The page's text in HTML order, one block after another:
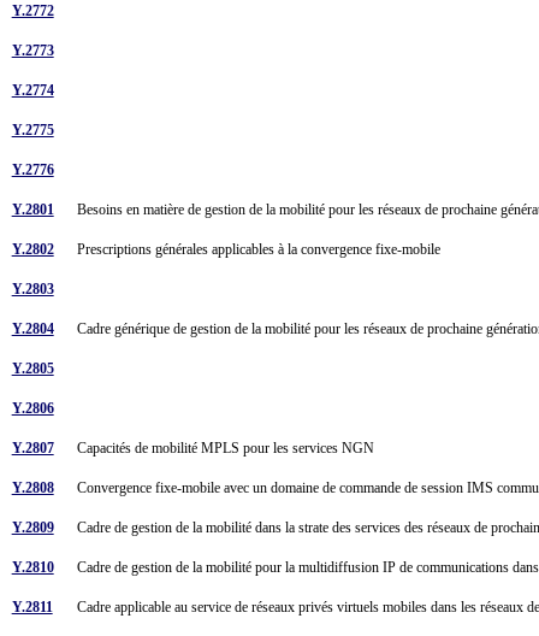
Y.2772
Y.2773
Y.2774
Y.2775
Y.2776
Y.2801 Besoins en matière de gestion de la mobilité pour les réseaux de prochaine
Y.2802 Prescriptions générales applicables à la convergence fixe-mobile
Y.2803
Y.2804 Cadre générique de gestion de la mobilité pour les réseaux de prochaine
Y.2805
Y.2806
Y.2807 Capacités de mobilité MPLS pour les services NGN
Y.2808 Convergence fixe-mobile avec un domaine de commande de session IMS
Y.2809 Cadre de gestion de la mobilité dans la strate des services des réseaux de
Y.2810 Cadre de gestion de la mobilité pour la multidiffusion IP de communications
Y.2811 Cadre applicable au service de réseaux privés virtuels mobiles dans les réseaux